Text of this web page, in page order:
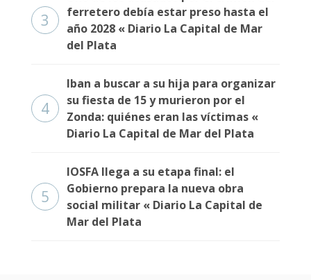
3
ferretero debía estar preso hasta el
año 2028 « Diario La Capital de Mar
del Plata
4
Iban a buscar a su hija para organizar
su fiesta de 15 y murieron por el
Zonda: quiénes eran las víctimas «
Diario La Capital de Mar del Plata
5
IOSFA llega a su etapa final: el
Gobierno prepara la nueva obra
social militar « Diario La Capital de
Mar del Plata